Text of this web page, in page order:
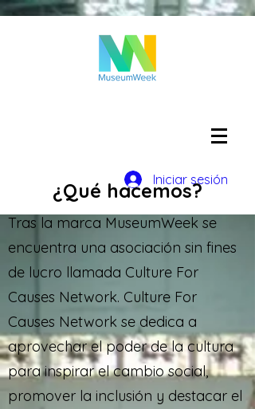
Iniciar sesión
¿Qué hacemos?
Tras la marca MuseumWeek se
encuentra una asociación sin fines
de lucro llamada Culture For
Causes Network. Culture For
Causes Network se dedica a
aprovechar el poder de la cultura
para inspirar el cambio social,
promover la inclusión y destacar el